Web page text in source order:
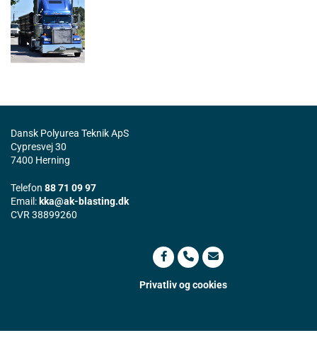
Dansk Polyurea Teknik ApS
Cypresvej 30
7400 Herning
Telefon 88 71 09 97
Email: kka@ak-blasting.dk
CVR 38899260
Privatliv og cookies